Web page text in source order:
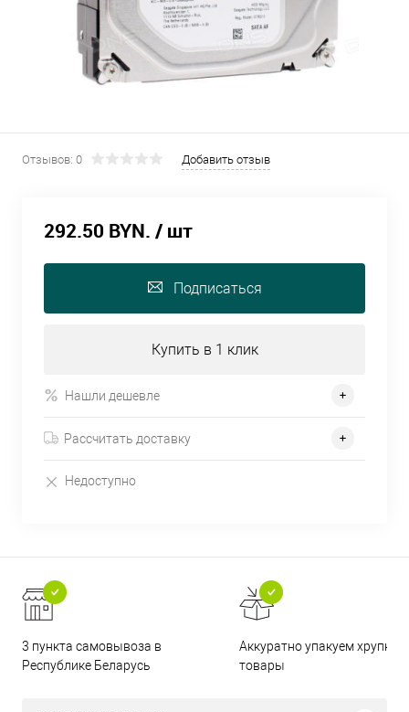
Отзывов: 0 Добавить отзыв
292.50 BYN. / шт
Подписаться
Купить в 1 клик
Нашли дешевле
Рассчитать доставку
Недоступно
3 пункта самовывоза в
Республике Беларусь
Аккуратно упакуем хрупкие
товары